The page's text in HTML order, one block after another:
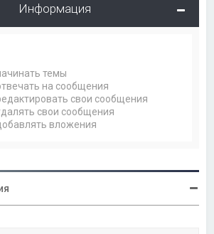
Информация
темы
на сообщения
свои сообщения
свои сообщения
вложения